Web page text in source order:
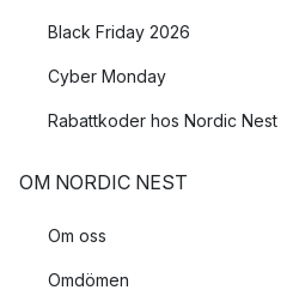
Black Friday 2026
Cyber Monday
Rabattkoder hos Nordic Nest
OM NORDIC NEST
Om oss
Omdömen